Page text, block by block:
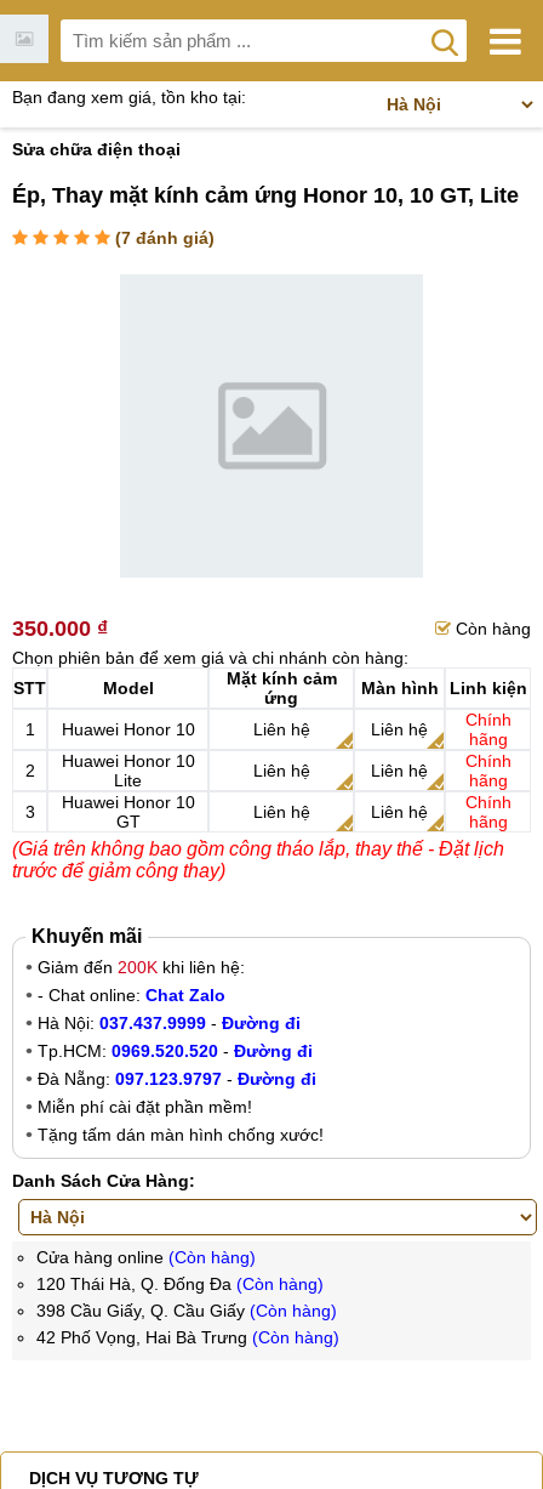
Bạn đang xem giá, tồn kho tại:
Sửa chữa điện thoại
Ép, Thay mặt kính cảm ứng Honor 10, 10 GT, Lite
(7 đánh giá)
350.000 ₫
Còn hàng
Chọn phiên bản để xem giá và chi nhánh còn hàng:
STT
Model
Mặt kính cảm
ứng
Màn hình Linh kiện
1 Huawei Honor 10 Liên hệ Liên hệ
Chính
hãng
2
Huawei Honor 10
Lite
Liên hệ Liên hệ
Chính
hãng
3
Huawei Honor 10
GT
Liên hệ Liên hệ
Chính
hãng
(Giá trên không bao gồm công tháo lắp, thay thế - Đặt lịch
trước để giảm công thay)
Khuyến mãi
Giảm đến 200K khi liên hệ:
- Chat online: Chat Zalo
Hà Nội: 037.437.9999 - Đường đi
Tp.HCM: 0969.520.520 - Đường đi
Đà Nẵng: 097.123.9797 - Đường đi
Miễn phí cài đặt phần mềm!
Tặng tấm dán màn hình chống xước!
Danh Sách Cửa Hàng:
Cửa hàng online (Còn hàng)
120 Thái Hà, Q. Đống Đa (Còn hàng)
398 Cầu Giấy, Q. Cầu Giấy (Còn hàng)
42 Phố Vọng, Hai Bà Trưng (Còn hàng)
DỊCH VỤ TƯƠNG TỰ